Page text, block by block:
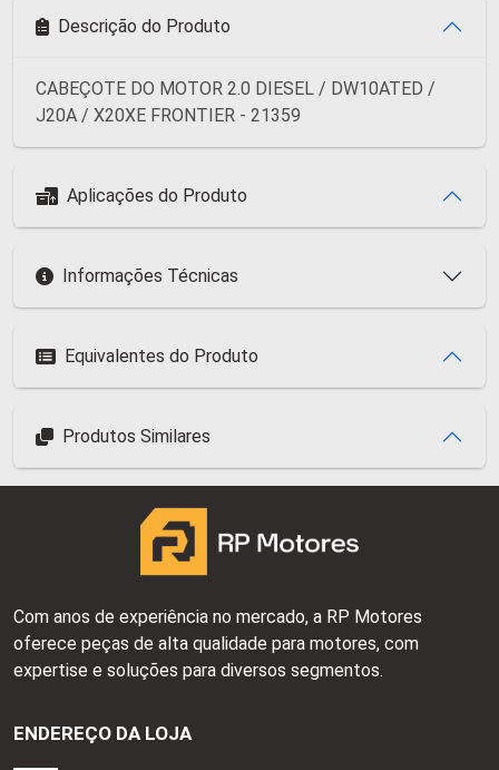
Descrição do Produto
CABEÇOTE DO MOTOR 2.0 DIESEL / DW10ATED /
J20A / X20XE FRONTIER - 21359
Aplicações do Produto
Informações Técnicas
Equivalentes do Produto
Produtos Similares
Com anos de experiência no mercado, a RP Motores
oferece peças de alta qualidade para motores, com
expertise e soluções para diversos segmentos.
ENDEREÇO DA LOJA